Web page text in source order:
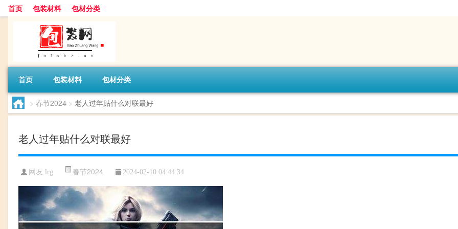
首页 包装材料 包材分类
首页 包装材料 包材分类
> 春节2024 > 老人过年贴什么对联最好
老人过年贴什么对联最好
网友: lrg 春节2024 2024-02-10 04:44:34